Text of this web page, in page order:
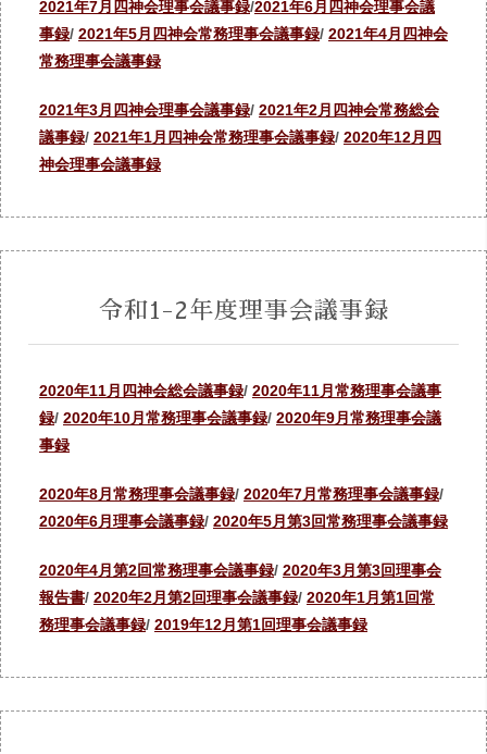
2021年7月四神会理事会議事録/2021年6月四神会理事会議
事録/ 2021年5月四神会常務理事会議事録/ 2021年4月四神会
常務理事会議事録
2021年3月四神会理事会議事録/ 2021年2月四神会常務総会
議事録/ 2021年1月四神会常務理事会議事録/ 2020年12月四
神会理事会議事録
令和1-2年度理事会議事録
2020年11月四神会総会議事録/ 2020年11月常務理事会議事
録/ 2020年10月常務理事会議事録/ 2020年9月常務理事会議
事録
2020年8月常務理事会議事録/ 2020年7月常務理事会議事録/
2020年6月理事会議事録/ 2020年5月第3回常務理事会議事録
2020年4月第2回常務理事会議事録/ 2020年3月第3回理事会
報告書/ 2020年2月第2回理事会議事録/ 2020年1月第1回常
務理事会議事録/ 2019年12月第1回理事会議事録